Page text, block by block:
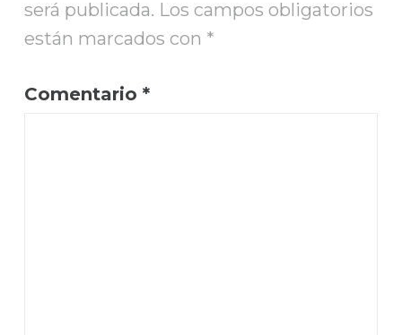
será publicada. Los campos obligatorios
están marcados con *
Comentario *